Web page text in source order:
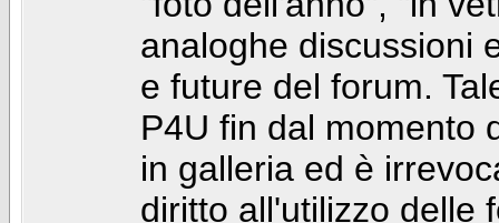
analoghe discussioni
e future del forum.
P4U fin dal momento
in galleria ed è
diritto all'utilizzo delle